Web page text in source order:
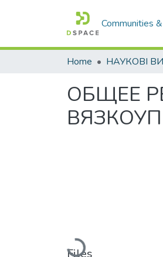
Communities
Home
ОБЩЕЕ
Loading...
Files